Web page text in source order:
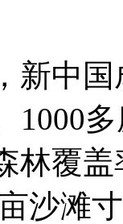
中国
1000
林覆
沙滩